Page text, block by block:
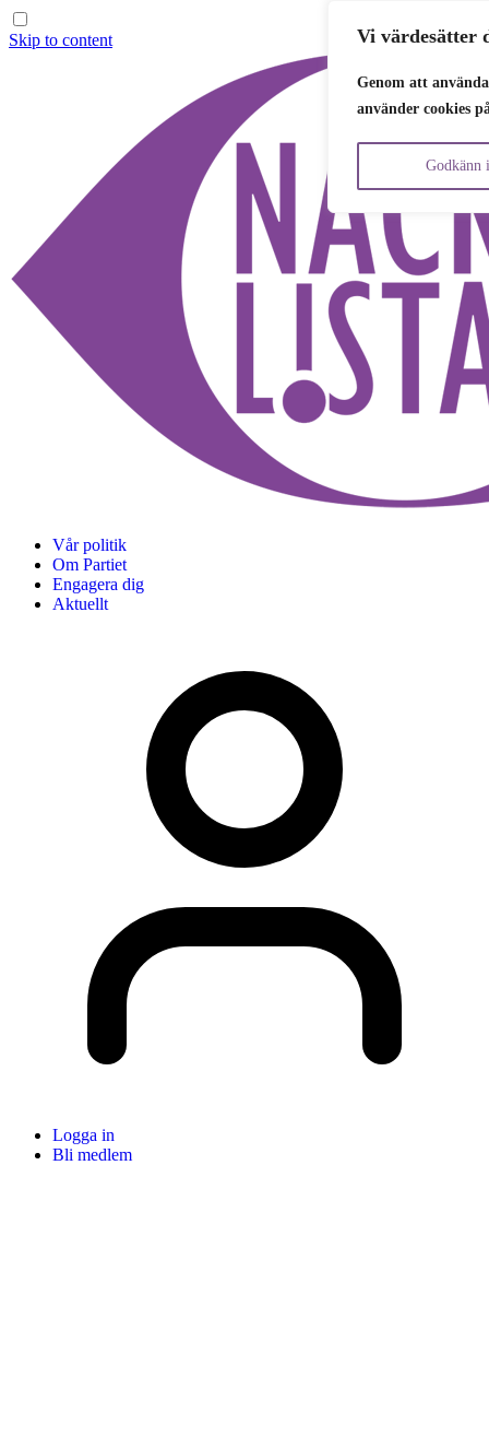
Vi värdesätter
Genom att
använder cookies
Godkänn
Skip to content
Vår politik
Om Partiet
Engagera dig
Aktuellt
Logga in
Bli medlem